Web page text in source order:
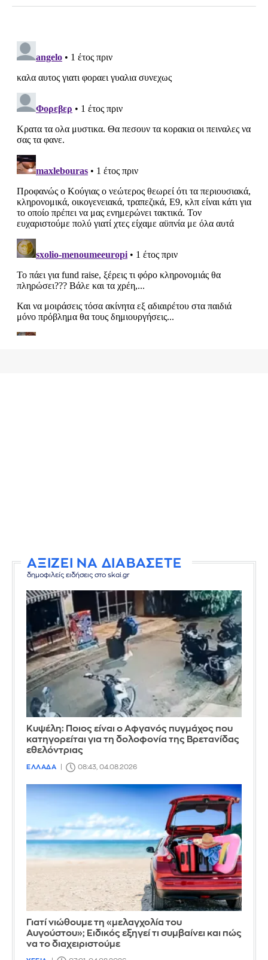
ΑΞΙΖΕΙ ΝΑ ΔΙΑΒΑΣΕΤΕ
δημοφιλείς ειδήσεις στο skai.gr
Κυψέλη: Ποιος είναι ο Αφγανός πυγμάχος που
κατηγορείται για τη δολοφονία της Βρετανίδας
εθελόντριας
ΕΛΛΑΔΑ 08:43, 04.08.2026
Γιατί νιώθουμε τη «μελαγχολία του
Αυγούστου»; Ειδικός εξηγεί τι συμβαίνει και πώς
να το διαχειριστούμε